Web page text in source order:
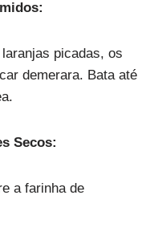
picadas, os
demerara. Bata até
Secos:
a farinha de